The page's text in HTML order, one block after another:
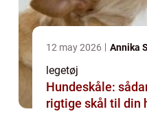
12 may 2026 Annika
legetøj
Hundeskåle:
rigtige skål til din